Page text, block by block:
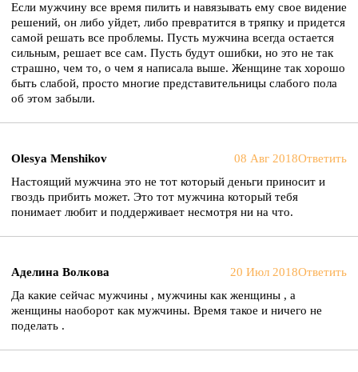
Если мужчину все время пилить и навязывать ему свое видение
решений, он либо уйдет, либо превратится в тряпку и придется
самой решать все проблемы. Пусть мужчина всегда остается
сильным, решает все сам. Пусть будут ошибки, но это не так
страшно, чем то, о чем я написала выше. Женщине так хорошо
быть слабой, просто многие представительницы слабого пола
об этом забыли.
Olesya Menshikov 08 Авг 2018Ответить
Настоящий мужчина это не тот который деньги приносит и
гвоздь прибить может. Это тот мужчина который тебя
понимает любит и поддерживает несмотря ни на что.
Аделина Волкова 20 Июл 2018Ответить
Да какие сейчас мужчины , мужчины как женщины , а
женщины наоборот как мужчины. Время такое и ничего не
поделать .